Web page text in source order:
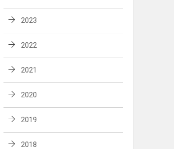
2023
2022
2021
2020
2019
2018